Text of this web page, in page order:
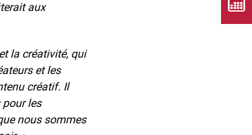
aux
la créativité, qui
et les
créatif. Il
les
nous sommes